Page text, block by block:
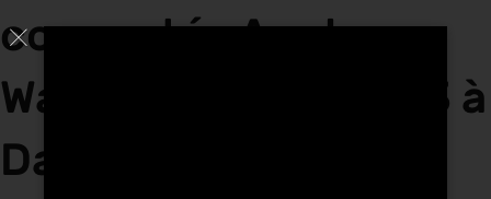
connectés Apple
Watch Ultra 2 MX5U3 à
Dar Bouazza